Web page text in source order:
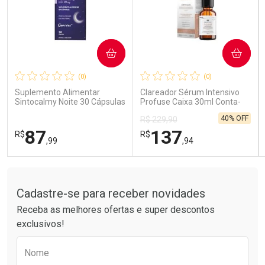
Comprar sem Desconto
Por R$ 26,99/cada
Comprar sem Desconto
Por R$ 26,99/cada
Comprar sem Desconto
Por R$ 189,99/cada
Comprar sem Desconto
Por R$ 189,99/cada
(0)
Suplemento Alimentar
Sintocalmy Noite 30 Cápsulas
R$87,99
COMPRAR
Laboratório
Por Menos
(0)
Clareador Sérum Intensivo
Profuse Caixa 30ml Conta-
R$ 229,90
R$137,94
40% OFF
COMPRAR
Laboratório
Por Menos
Cadastre-se para receber novidades
Receba as melhores ofertas e super descontos
exclusivos!
Nome